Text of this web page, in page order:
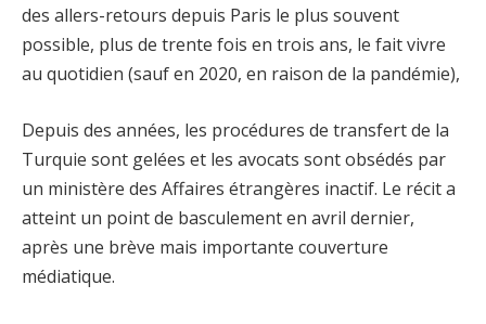
des allers-retours depuis Paris le plus souvent
possible, plus de trente fois en trois ans, le fait vivre
au quotidien (sauf en 2020, en raison de la pandémie),
Depuis des années, les procédures de transfert de la
Turquie sont gelées et les avocats sont obsédés par
un ministère des Affaires étrangères inactif. Le récit a
atteint un point de basculement en avril dernier,
après une brève mais importante couverture
médiatique.